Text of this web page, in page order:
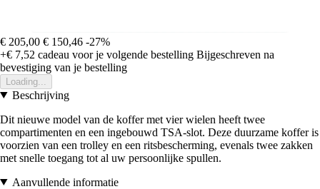
€ 205,00 € 150,46 -27%
+€ 7,52 cadeau voor je volgende bestelling Bijgeschreven na
bevestiging van je bestelling
Loading...
Beschrijving
Dit nieuwe model van de koffer met vier wielen heeft twee
compartimenten en een ingebouwd TSA-slot. Deze duurzame koffer is
voorzien van een trolley en een ritsbescherming, evenals twee zakken
met snelle toegang tot al uw persoonlijke spullen.
Aanvullende informatie